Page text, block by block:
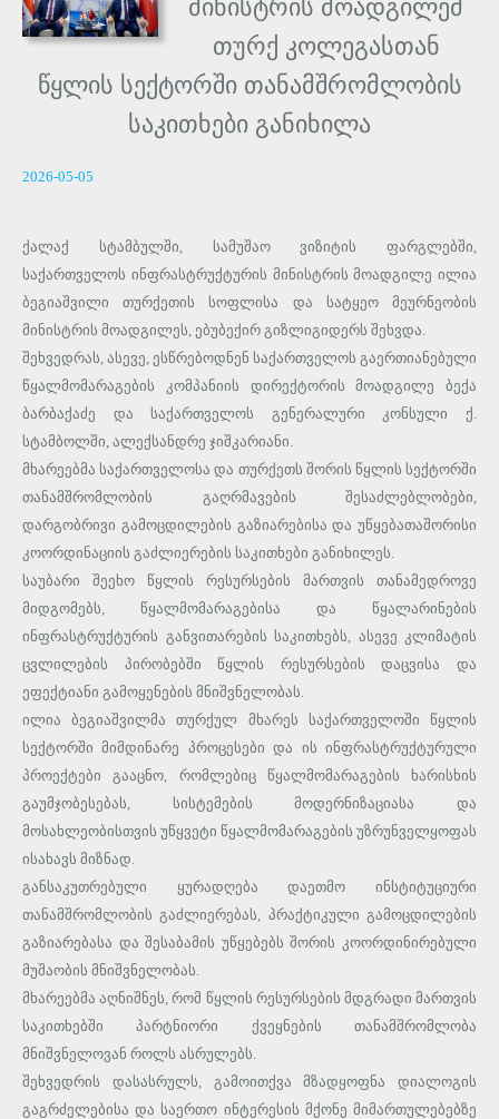
მინისტრის მოადგილემ
თურქ კოლეგასთან
წყლის სექტორში თანამშრომლობის
საკითხები განიხილა
2026-05-05
ქალაქ სტამბულში, სამუშაო ვიზიტის ფარგლებში,
საქართველოს ინფრასტრუქტურის მინისტრის მოადგილე ილია
ბეგიაშვილი თურქეთის სოფლისა და სატყეო მეურნეობის
მინისტრის მოადგილეს, ებუბექირ გიზლიგიდერს შეხვდა.
შეხვედრას, ასევე, ესწრებოდნენ საქართველოს გაერთიანებული
წყალმომარაგების კომპანიის დირექტორის მოადგილე ბექა
ბარბაქაძე და საქართველოს გენერალური კონსული ქ.
სტამბოლში, ალექსანდრე ჯიშკარიანი.
მხარეებმა საქართველოსა და თურქეთს შორის წყლის სექტორში
თანამშრომლობის გაღრმავების შესაძლებლობები,
დარგობრივი გამოცდილების გაზიარებისა და უწყებათაშორისი
კოორდინაციის გაძლიერების საკითხები განიხილეს.
საუბარი შეეხო წყლის რესურსების მართვის თანამედროვე
მიდგომებს, წყალმომარაგებისა და წყალარინების
ინფრასტრუქტურის განვითარების საკითხებს, ასევე კლიმატის
ცვლილების პირობებში წყლის რესურსების დაცვისა და
ეფექტიანი გამოყენების მნიშვნელობას.
ილია ბეგიაშვილმა თურქულ მხარეს საქართველოში წყლის
სექტორში მიმდინარე პროცესები და ის ინფრასტრუქტურული
პროექტები გააცნო, რომლებიც წყალმომარაგების ხარისხის
გაუმჯობესებას, სისტემების მოდერნიზაციასა და
მოსახლეობისთვის უწყვეტი წყალმომარაგების უზრუნველყოფას
ისახავს მიზნად.
განსაკუთრებული ყურადღება დაეთმო ინსტიტუციური
თანამშრომლობის გაძლიერებას, პრაქტიკული გამოცდილების
გაზიარებასა და შესაბამის უწყებებს შორის კოორდინირებული
მუშაობის მნიშვნელობას.
მხარეებმა აღნიშნეს, რომ წყლის რესურსების მდგრადი მართვის
საკითხებში პარტნიორი ქვეყნების თანამშრომლობა
მნიშვნელოვან როლს ასრულებს.
შეხვედრის დასასრულს, გამოითქვა მზადყოფნა დიალოგის
გაგრძელებისა და საერთო ინტერესის მქონე მიმართულებებზე